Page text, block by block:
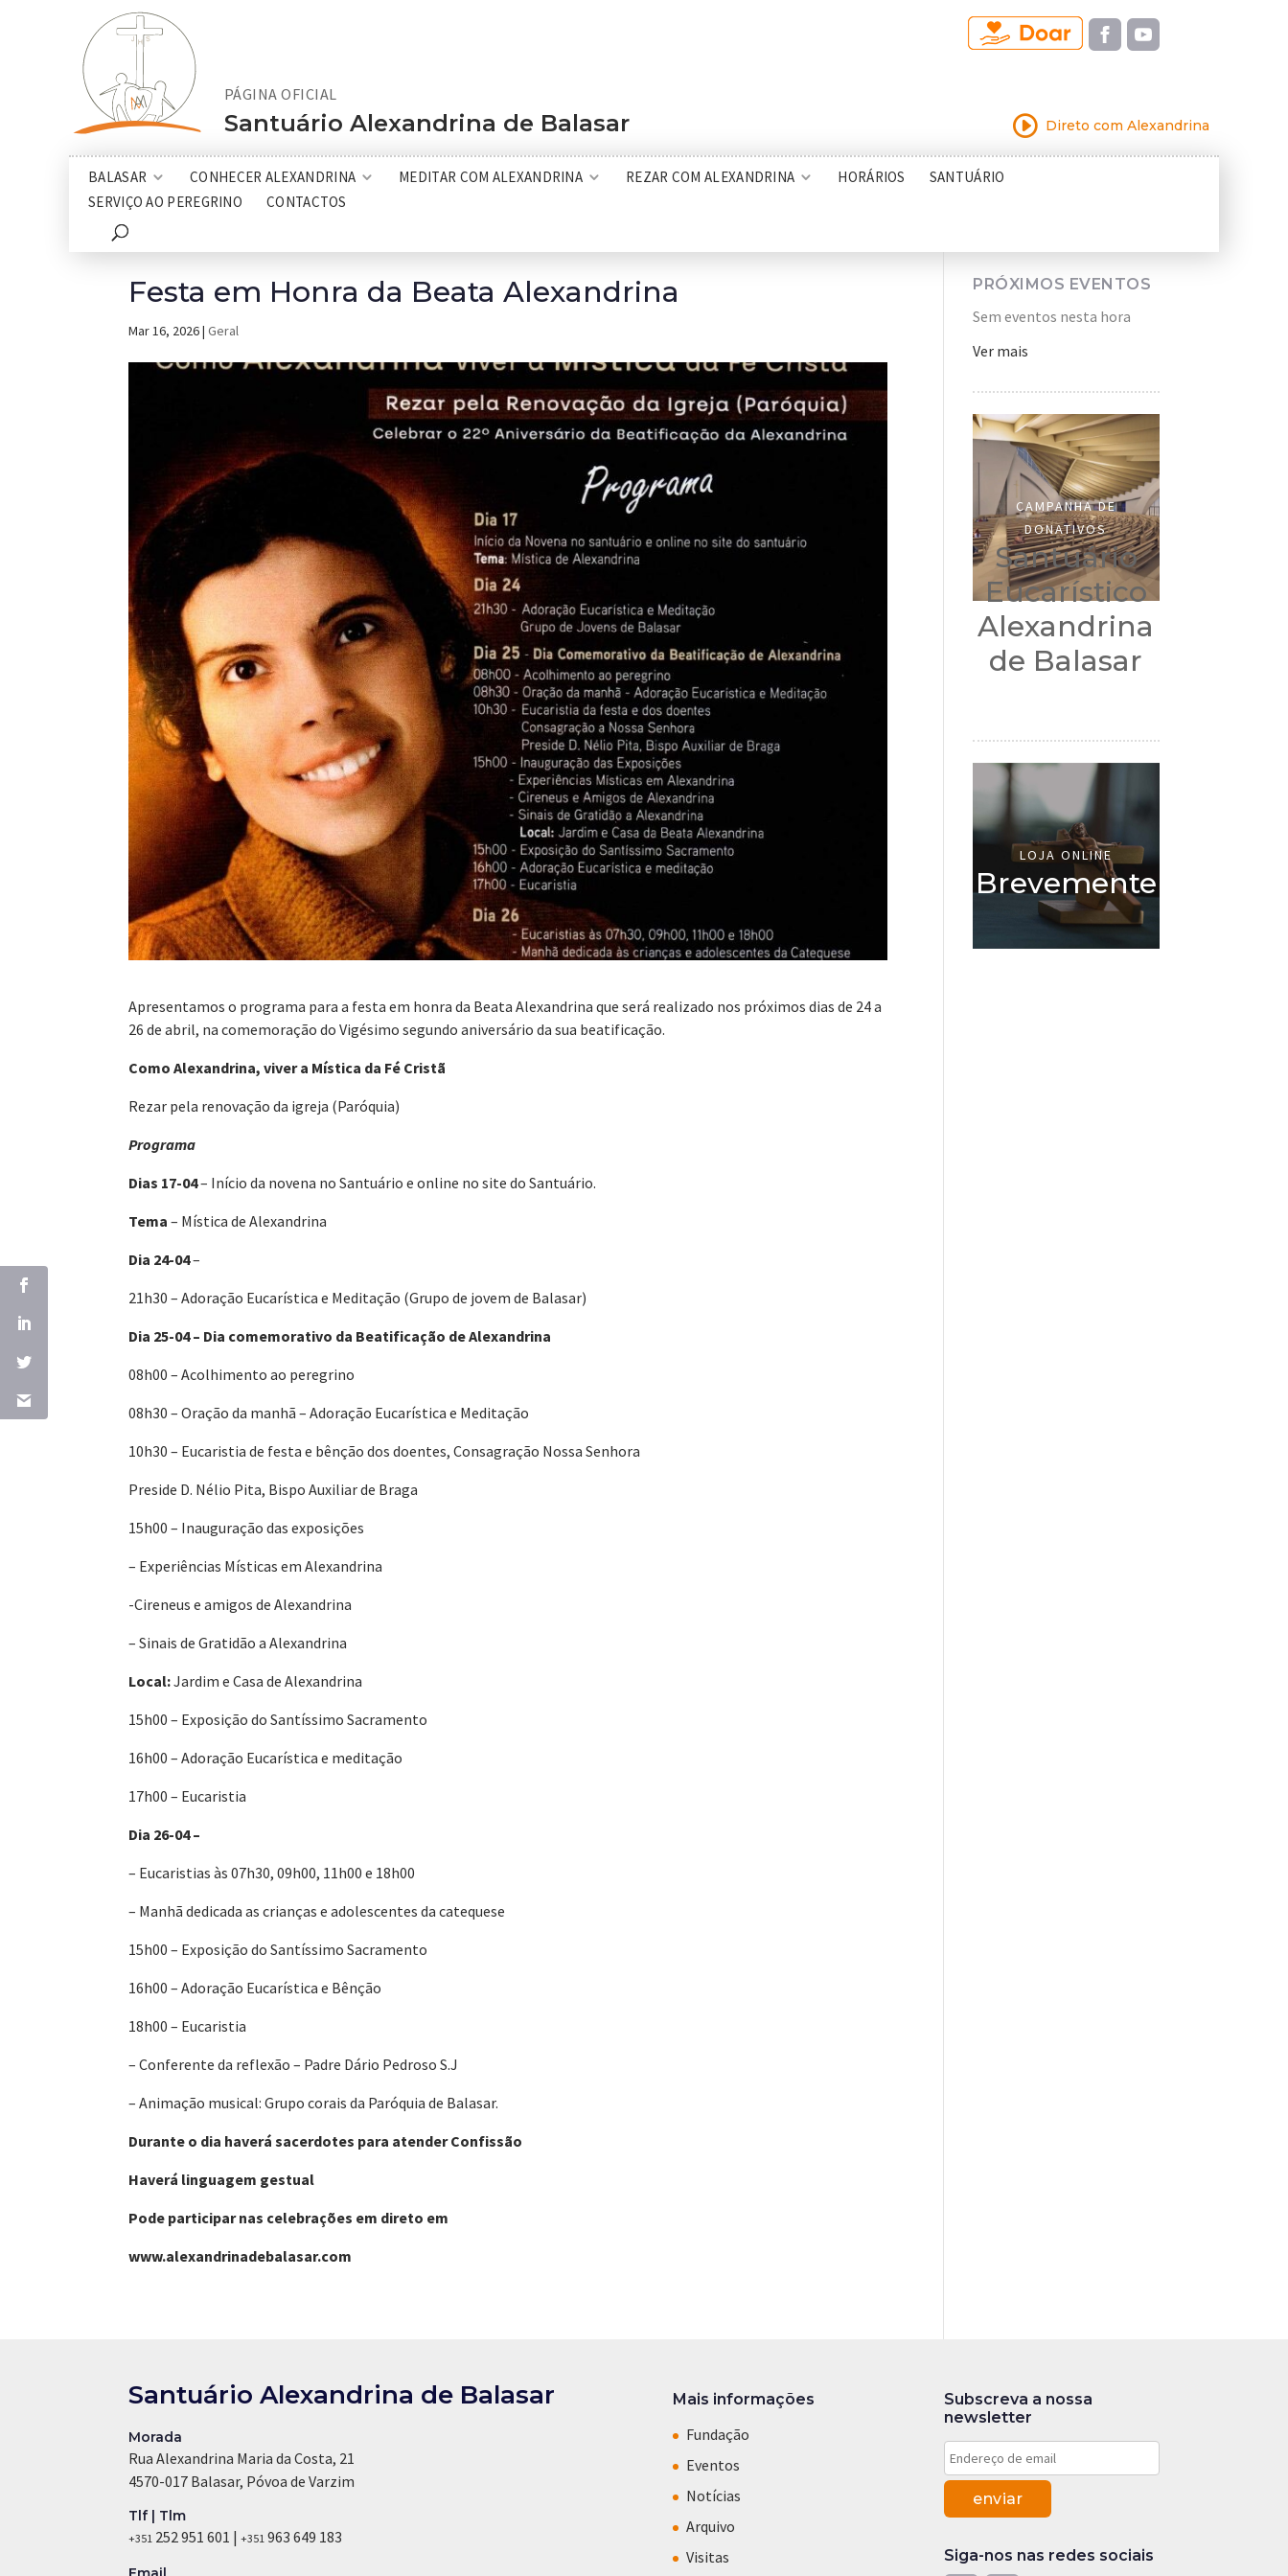
PÁGINA OFICIAL
Santuário Alexandrina de Balasar I Direto com Alexandrina
BALASAR CONHECER ALEXANDRINA MEDITAR COM ALEXANDRINA REZAR COM ALEXANDRINA HORÁRIOS
SANTUÁRIO
SERVIÇO AO PEREGRINO
CONTACTOS
Festa em Honra da Beata Alexandrina
Mar 16, 2026|Geral
Apresentamos o programa para a festa em honra da Beata Alexandrina que será realizado nos próximos dias de 24 a
26 de abril, na comemoração do Vigésimo segundo aniversário da sua beatificação.
Como Alexandrina, viver a Mística da Fé Cristã
Rezar pela renovação da igreja (Paróquia)
Programa
Dias 17-04– Início da novena no Santuário e online no site do Santuário.
Tema– Mística de Alexandrina
Dia 24-04–
21h30 – Adoração Eucarística e Meditação (Grupo de jovem de Balasar)
Dia 25-04 – Dia comemorativo da Beatificação de Alexandrina
08h00 – Acolhimento ao peregrino
08h30 – Oração da manhã – Adoração Eucarística e Meditação
10h30 – Eucaristia de festa e bênção dos doentes, Consagração Nossa Senhora
Preside D. Nélio Pita, Bispo Auxiliar de Braga
15h00 – Inauguração das exposições
– Experiências Místicas em Alexandrina
-Cireneus e amigos de Alexandrina
– Sinais de Gratidão a Alexandrina
Local:Jardim e Casa de Alexandrina
15h00 – Exposição do Santíssimo Sacramento
16h00 – Adoração Eucarística e meditação
17h00 – Eucaristia
Dia 26-04 –
– Eucaristias às 07h30, 09h00, 11h00 e 18h00
– Manhã dedicada as crianças e adolescentes da catequese
15h00 – Exposição do Santíssimo Sacramento
16h00 – Adoração Eucarística e Bênção
18h00 – Eucaristia
– Conferente da reflexão – Padre Dário Pedroso S.J
– Animação musical: Grupo corais da Paróquia de Balasar.
Durante o dia haverá sacerdotes para atender Confissão
Haverá linguagem gestual
Pode participar nas celebrações em direto em
www.alexandrinadebalasar.com
PRÓXIMOS EVENTOS
Sem eventos nesta hora
Ver mais
CAMPANHA DE
DONATIVOS
Santuário
Eucarístico
Alexandrina
de Balasar
LOJA ONLINE
Brevemente
Santuário Alexandrina de Balasar
Morada
Rua Alexandrina Maria da Costa, 21
4570-017 Balasar, Póvoa de Varzim
Tlf | Tlm
+351 252 951 601 |+351 963 649 183
Mais informações
Fundação
Eventos
Notícias
Arquivo
Visitas
Subscreva a nossa
newsletter
Siga-nos nas redes sociais